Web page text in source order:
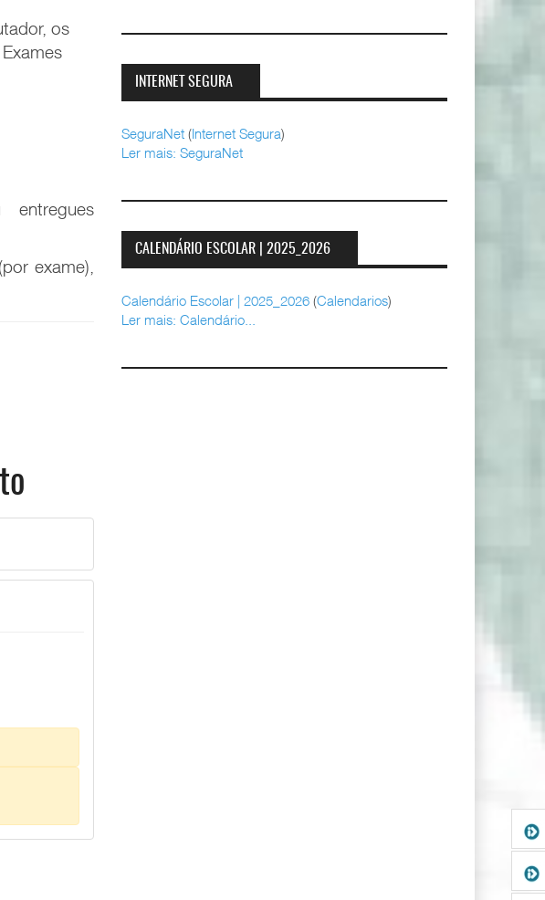
os
exame),
INTERNET SEGURA
SeguraNet (Internet Segura)
Ler mais: SeguraNet
CALENDÁRIO ESCOLAR | 2025_2026
Calendário Escolar | 2025_2026 (Calendarios)
Ler mais: Calendário...